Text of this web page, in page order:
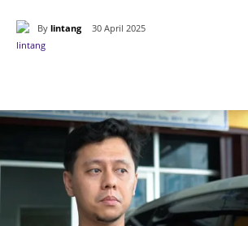
By lintang 30 April 2025